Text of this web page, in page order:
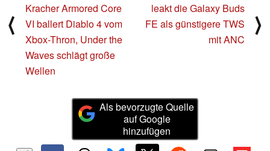
⟨
Kracher Armored Core
VI ballert Diablo 4 vom
Xbox-Thron, Under the
Waves schlägt große
Wellen
leakt die Galaxy Buds
FE als günstigere TWS
mit ANC
⟩
Als bevorzugte Quelle
auf Google
hinzufügen